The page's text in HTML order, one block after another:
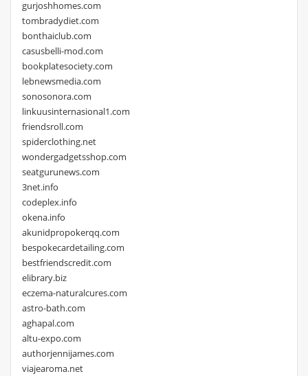
gurjoshhomes.com
tombradydiet.com
bonthaiclub.com
casusbelli-mod.com
bookplatesociety.com
lebnewsmedia.com
sonosonora.com
linkuusinternasional1.com
friendsroll.com
spiderclothing.net
wondergadgetsshop.com
seatgurunews.com
3net.info
codeplex.info
okena.info
akunidpropokerqq.com
bespokecardetailing.com
bestfriendscredit.com
elibrary.biz
eczema-naturalcures.com
astro-bath.com
aghapal.com
altu-expo.com
authorjennijames.com
viajearoma.net